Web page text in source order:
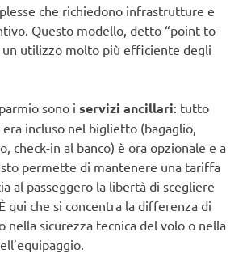
che richiedono infrastrutture e
Questo modello, detto “point-to-
un utilizzo molto più efficiente degli
sono i servizi ancillari: tutto
incluso nel biglietto (bagaglio,
check-in al banco) è ora opzionale e a
permette di mantenere una tariffa
al passeggero la libertà di scegliere
qui che si concentra la differenza di
nella sicurezza tecnica del volo o nella